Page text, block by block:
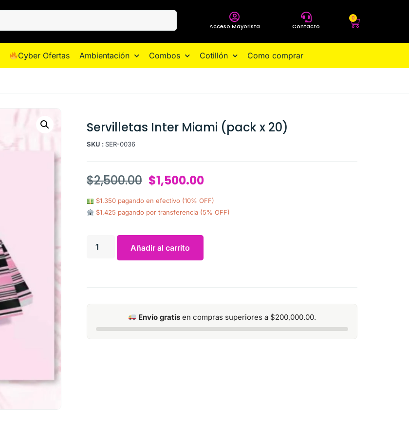
Acceso Mayorista Contacto
0
Cyber Ofertas Ambientación Combos Cotillón Como comprar
Servilletas Inter Miami (pack x 20)
SKU : SER-0036
$2,500.00 $1,500.00
$1.350 pagando en efectivo (10% OFF)
$1.425 pagando por transferencia (5% OFF)
Añadir al carrito
Envío gratis en compras superiores a $200,000.00.